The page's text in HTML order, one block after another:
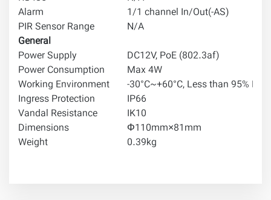
Alarm
1/1 channel In/Out(-AS)
PIR Sensor Range
N/A
General
Power Supply
DC12V, PoE (802.3af)
Power Consumption
Max 4W
Working Environment
-30°C~+60°C, Less than 95% RH
Ingress Protection
IP66
Vandal Resistance
IK10
Dimensions
Φ110mm×81mm
Weight
0.39kg